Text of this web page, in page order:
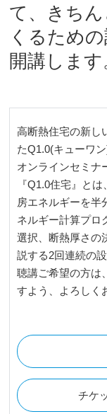
て、きち
くるため
開講します
⾼断熱住宅の新し
たQ1.0(キューワ
オンラインセミナ
『Q1.0住宅』と
房エネルギーを半
ネルギー計算プロ
選択、断熱厚さの
説する2回連続の設
聴講ご希望の方は
すよう、よろしく
チケ